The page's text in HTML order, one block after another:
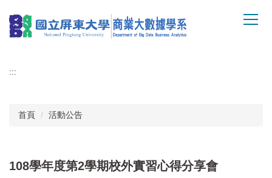
到
主
容
:::
首頁 活動公告
108學年度第2學期校外實習心得分享會